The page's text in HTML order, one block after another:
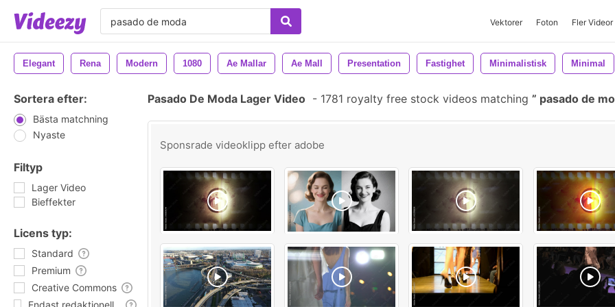
Vektorer Foton Fler Videor
Elegant Rena Modern 1080 Ae Mallar Ae Mall Presentation Fastighet Minimalistisk Minimal
Sortera efter:
Bästa matchning
Nyaste
Filtyp
Lager Video
Bieffekter
Licens typ:
Standard
Premium
Creative Commons
Endast redaktionell
Pasado De Moda Lager Video - 1781 royalty free stock videos matching pasado de
Sponsrade videoklipp efter adobe